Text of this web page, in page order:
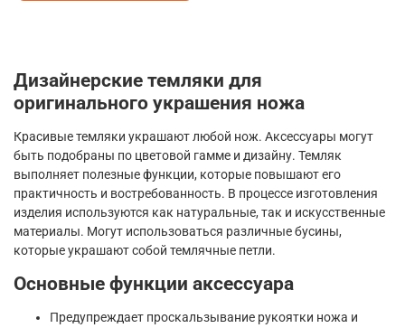
Дизайнерские темляки для
оригинального украшения ножа
Красивые темляки украшают любой нож. Аксессуары могут
быть подобраны по цветовой гамме и дизайну. Темляк
выполняет полезные функции, которые повышают его
практичность и востребованность. В процессе изготовления
изделия используются как натуральные, так и искусственные
материалы. Могут использоваться различные бусины,
которые украшают собой темлячные петли.
Основные функции аксессуара
Предупреждает проскальзывание рукоятки ножа и